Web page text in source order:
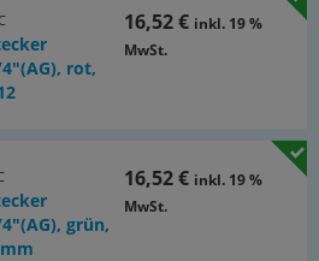
und viele andere deutsche Fabrikate
z.T. eingetragene Warenzeichen der
299)
rot,
16,52 € inkl. 19 %
MwSt.
grün,
16,52 € inkl. 19 %
MwSt.